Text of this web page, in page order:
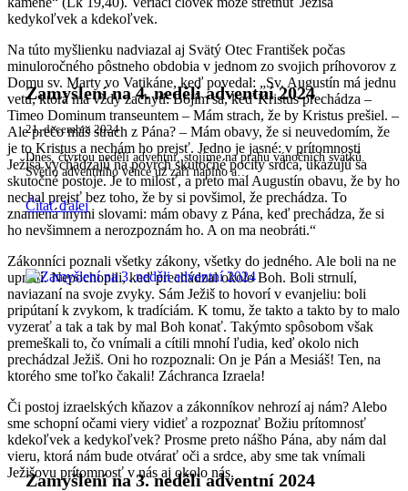
kedykoľvek a kdekoľvek.
Na túto myšlienku nadviazal aj Svätý Otec František počas
minuloročného pôstneho obdobia v jednom zo svojich príhovorov z
Domu sv. Marty vo Vatikáne, keď povedal: „Sv. Augustín má jednu
vetu, ktorá ma vždy zachytí: Bojím sa, keď Kristus prechádza –
Timeo Dominum transeuntem – Mám strach, že by Kristus prešiel. –
Ale prečo máš strach z Pána? – Mám obavy, že si neuvedomím, že
je to Kristus a nechám ho prejsť. Jedno je jasné: v prítomnosti
Ježiša vychádzajú na povrch skutočné pocity srdca, ukazujú sa
skutočné postoje. Je to milosť, a preto mal Augustín obavu, že by ho
nechal prejsť bez toho, že by si povšimol, že prechádza. To
znamená inými slovami: mám obavy z Pána, keď prechádza, že si
ho nevšimnem a nerozpoznám ho. A on ma neobráti.“
Zákonníci poznali všetky zákony, všetky do jedného. Ale boli na ne
upnutí. Nepochopili, keď prechádzal okolo Boh. Boli strnulí,
naviazaní na svoje zvyky. Sám Ježiš to hovorí v evanjeliu: boli
pripútaní k zvykom, k tradíciám. K tomu, že takto a takto by to malo
vyzerať a tak a tak by mal Boh konať. Takýmto spôsobom však
premeškali to, čo vnímali a cítili mnohí ľudia, keď okolo nich
prechádzal Ježiš. Oni ho rozpoznali: On je Pán a Mesiáš! Ten, na
ktorého sme toľko čakali! Záchranca Izraela!
Či postoj izraelských kňazov a zákonníkov nehrozí aj nám? Alebo
sme schopní očami viery vidieť a rozpoznať Božiu prítomnosť
kdekoľvek a kedykoľvek? Prosme preto nášho Pána, aby nám dal
vieru, ktorá nám bude otvárať oči a srdce, aby sme tak vnímali
Ježišovu prítomnosť v nás aj okolo nás.
Zamyšlení na 4. neděli adventní 2024
21. decembra 2024
Dnes, čtvrtou nedělí adventní, stojíme na prahu vánočních svátků.
Světlo adventního věnce už září naplno a…
Čítať ďalej
Zamyšlení na 3. neděli adventní 2024